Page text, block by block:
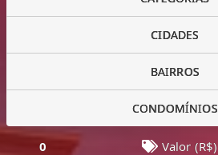
CIDADES
BAIRROS
CONDOMÍNIOS
0 Valor (R$)